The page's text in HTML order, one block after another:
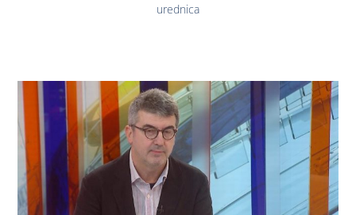
urednica